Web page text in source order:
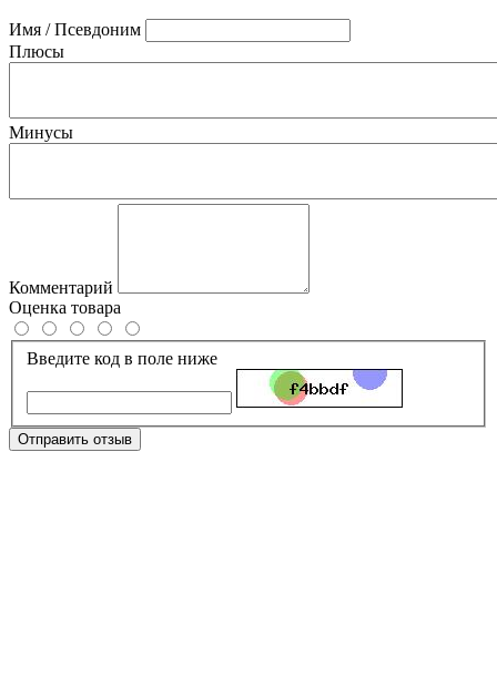
Имя / Псевдоним
Плюсы
Минусы
Комментарий
Оценка товара
Введите код в поле ниже
Отправить отзыв